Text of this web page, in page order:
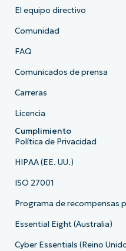
El equipo directivo
Comunidad
FAQ
Comunicados de prensa
Carreras
Licencia
Cumplimiento
Política de Privacidad
HIPAA (EE. UU.)
ISO 27001
Programa de recompensas
Essential Eight (Australia)
Cyber Essentials (Reino